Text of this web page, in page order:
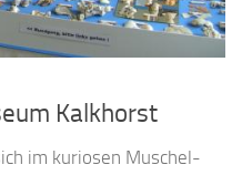
Kalkhorst
im kuriosen Muschel-